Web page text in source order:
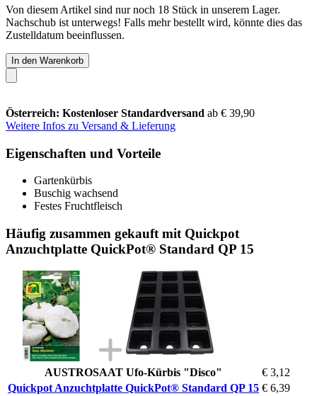
Von diesem Artikel sind nur noch 18 Stück in unserem Lager.
Nachschub ist unterwegs! Falls mehr bestellt wird, könnte dies das
Zustelldatum beeinflussen.
In den Warenkorb
Österreich: Kostenloser Standardversand ab € 39,90
Weitere Infos zu Versand & Lieferung
Eigenschaften und Vorteile
Gartenkürbis
Buschig wachsend
Festes Fruchtfleisch
Häufig zusammen gekauft mit Quickpot
Anzuchtplatte QuickPot® Standard QP 15
AUSTROSAAT Ufo-Kürbis "Disco"
€ 3,12
Quickpot Anzuchtplatte QuickPot® Standard QP 15 € 6,39